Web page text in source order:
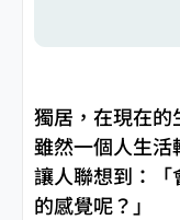
獨居，在現在的
雖然一個人生
讓人聯想到：
的感覺呢？」